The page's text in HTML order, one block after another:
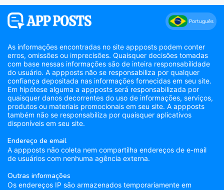
Português
As informações encontradas no site appposts podem conter
erros, omissões ou imprecisões. Quaisquer decisões tomadas
com base nessas informações são de inteira responsabilidade
do usuário. A appposts não se responsabiliza por qualquer
confiança depositada nas informações fornecidas em seu site.
Em hipótese alguma a appposts será responsabilizada por
quaisquer danos decorrentes do uso de informações, serviços,
produtos ou materiais promocionais em seu site. A appposts
também não se responsabiliza por quaisquer aplicativos
disponíveis em seu site.
Endereço de email
A appposts não coleta nem compartilha endereços de e-mail
de usuários com nenhuma agência externa.
Outras informações
Os endereços IP são armazenados temporariamente em